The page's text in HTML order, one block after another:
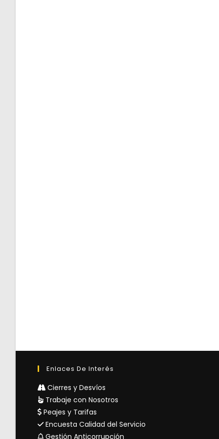
Enlaces De Interés
Cierres y Desvíos
Trabaje con Nosotros
Peajes y Tarifas
Encuesta Calidad del Servicio
Gestión Anticorrupción